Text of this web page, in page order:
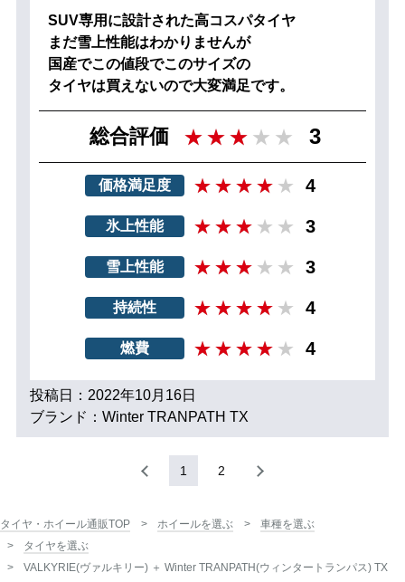
SUV専用に設計された高コスパタイヤ
まだ雪上性能はわかりませんが
国産でこの値段でこのサイズの
タイヤは買えないので大変満足です。
総合評価 3
価格満足度 4
氷上性能 3
雪上性能 3
持続性 4
燃費 4
投稿日：2022年10月16日
ブランド：Winter TRANPATH TX
1 2
タイヤ・ホイール通販TOP ホイールを選ぶ
車種を選ぶ
タイヤを選ぶ
VALKYRIE(ヴァルキリー) ＋ Winter TRANPATH(ウィンタートランパス) TX